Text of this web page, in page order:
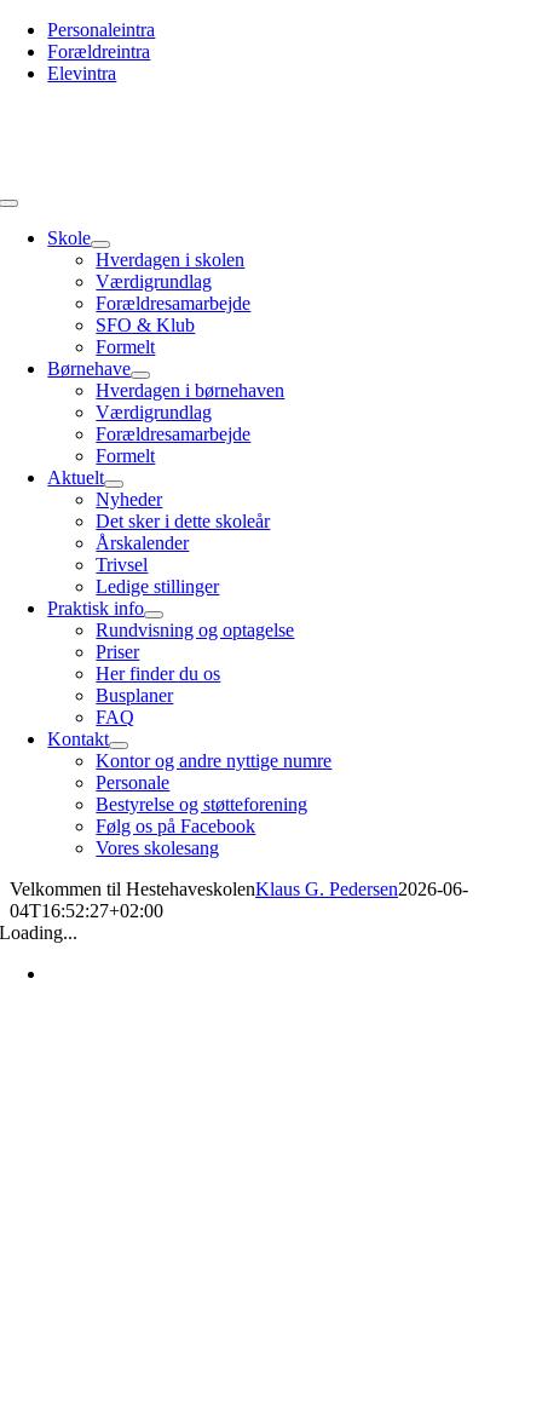
Skip
content
Personaleintra
Forældreintra
Elevintra
Toggle
Navigation
Skole
Hverdagen i skolen
Værdigrundlag
Forældresamarbejde
SFO & Klub
Formelt
Børnehave
Hverdagen i børnehaven
Værdigrundlag
Forældresamarbejde
Formelt
Aktuelt
Nyheder
Det sker i dette skoleår
Årskalender
Trivsel
Ledige stillinger
Praktisk info
Rundvisning og optagelse
Priser
Her finder du os
Busplaner
FAQ
Kontakt
Kontor og andre nyttige numre
Personale
Bestyrelse og støtteforening
Følg os på Facebook
Vores skolesang
Velkommen til HestehaveskolenKlaus G. Pedersen2026-06-
04T16:52:27+02:00
Loading...